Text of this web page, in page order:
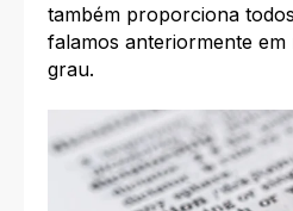
também proporciona
falamos anteriormente
grau.